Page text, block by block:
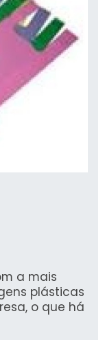
a mais
plásticas
o que há